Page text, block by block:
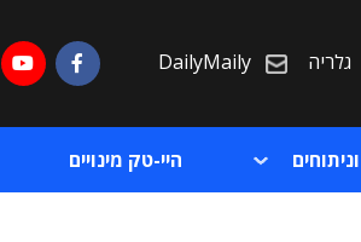
גלריה DailyMaily
היי-טק מינויים